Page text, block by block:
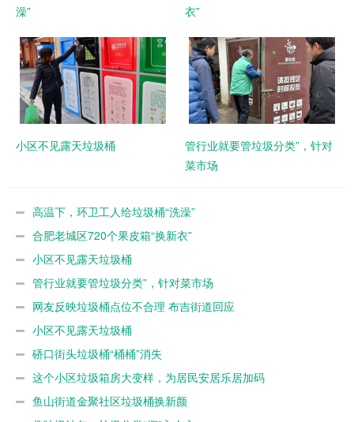
澡”
衣”
小区不见露天垃圾桶
管行业就要管垃圾分类”，针对
菜市场
高温下，环卫工人给垃圾桶“洗澡”
合肥老城区720个果皮箱“换新衣”
小区不见露天垃圾桶
管行业就要管垃圾分类”，针对菜市场
网友反映垃圾桶点位不合理 布吉街道回应
小区不见露天垃圾桶
硚口街头垃圾桶“桶桶”消失
这个小区垃圾箱房大变样，为居民安居乐居加码
鱼山街道金聚社区垃圾桶换新颜